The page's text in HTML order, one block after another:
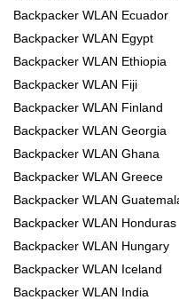
Backpacker WLAN Ecuador
Backpacker WLAN Egypt
Backpacker WLAN Ethiopia
Backpacker WLAN Fiji
Backpacker WLAN Finland
Backpacker WLAN Georgia
Backpacker WLAN Ghana
Backpacker WLAN Greece
Backpacker WLAN
Backpacker WLAN Honduras
Backpacker WLAN Hungary
Backpacker WLAN Iceland
Backpacker WLAN India